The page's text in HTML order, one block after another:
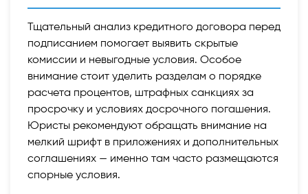
Тщательный анализ кредитного договора перед
подписанием помогает выявить скрытые
комиссии и невыгодные условия. Особое
внимание стоит уделить разделам о порядке
расчета процентов, штрафных санкциях за
просрочку и условиях досрочного погашения.
Юристы рекомендуют обращать внимание на
мелкий шрифт в приложениях и дополнительных
соглашениях — именно там часто размещаются
спорные условия.